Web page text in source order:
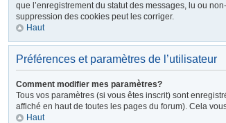
que l’enregistrement du statut des messages, lu ou
suppression des cookies peut les corriger.
Haut
Préférences et paramètres de l’utilisateur
Comment modifier mes paramètres?
Tous vos paramètres (si vous êtes inscrit) sont
affiché en haut de toutes les pages du forum). Cela
Haut